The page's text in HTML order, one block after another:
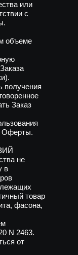
или
с
объеме
получения
Заказ
Оферты.
не
в
товар
фасона,
N 2463.
от